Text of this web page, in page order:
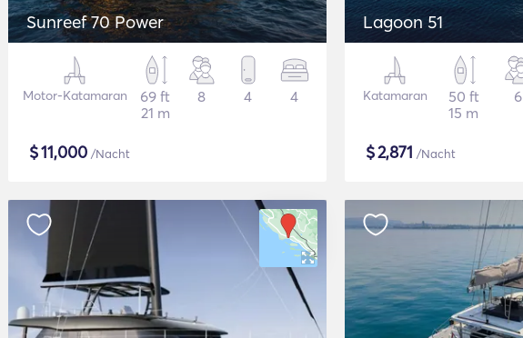
Sunreef 70 Power
Motor-Katamaran
69 ft
21 m
8 4 4
$11,000 /Nacht
Lagoon 51
Katamaran
50 ft
15 m
6
$2,871 /Nacht